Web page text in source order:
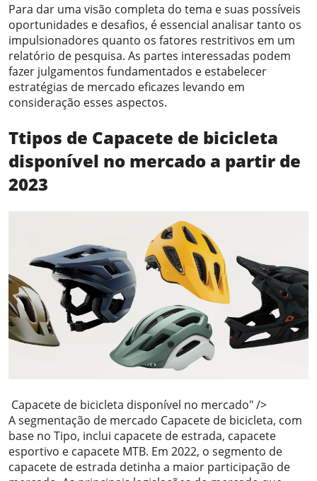
Para dar uma visão completa do tema e suas possíveis
oportunidades e desafios, é essencial analisar tanto os
impulsionadores quanto os fatores restritivos em um
relatório de pesquisa. As partes interessadas podem
fazer julgamentos fundamentados e estabelecer
estratégias de mercado eficazes levando em
consideração esses aspectos.
Ttipos de Capacete de bicicleta
disponível no mercado a partir de
2023
Capacete de bicicleta disponível no mercado" />
A segmentação de mercado Capacete de bicicleta, com
base no Tipo, inclui capacete de estrada, capacete
esportivo e capacete MTB. Em 2022, o segmento de
capacete de estrada detinha a maior participação de